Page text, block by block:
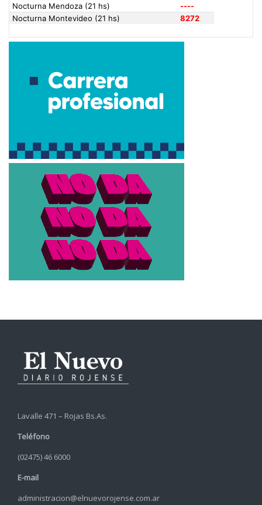
Lavalle 471 – Rojas Bs.As.
Teléfono
(02475) 46 6000
E-mail
administracion@elnuevorojense.com.ar